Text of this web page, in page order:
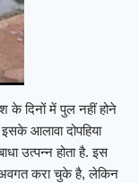
के दिनों में पुल नहीं होने
आलावा दोपहिया
उत्पन्न होता है. इस
अवगत करा चुके है, लेकिन